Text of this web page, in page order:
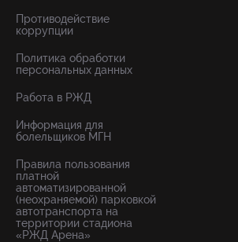
Противодействие
коррупции
Политика обработки
персональных данных
Работа в РЖД
Информация для
болельщиков МГН
Правила пользования
платной
автоматизированной
(неохраняемой) парковкой
автотранспорта на
территории стадиона
«РЖД Арена»